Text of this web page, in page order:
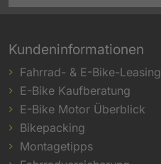
Kundeninformationen
Fahrrad- & E-Bike-Leasing
E-Bike Kaufberatung
E-Bike Motor Überblick
Bikepacking
Montagetipps